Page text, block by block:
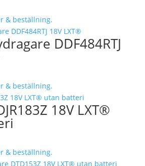
& beställning.
DDF484RTJ
& beställning.
18V LXT®
& beställning.